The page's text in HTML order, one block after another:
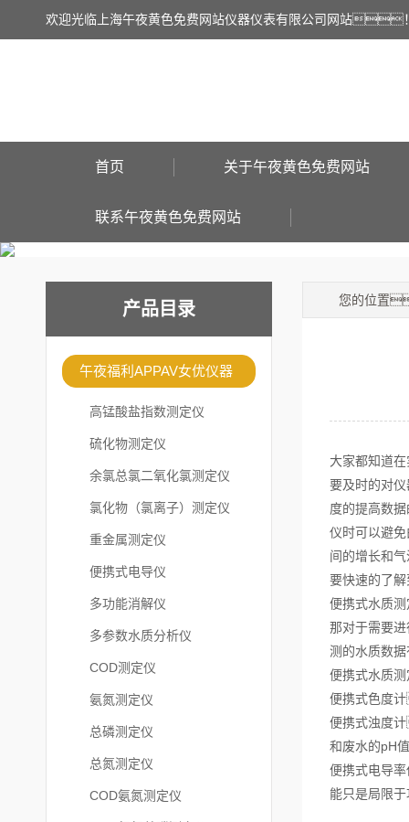
欢迎光临上海午夜黄色免费网站仪器仪表有限公司网站
首页 关于午夜黄色免费网站
联系午夜黄色免费网站
产品目录
午夜福利APPAV女优仪器
高锰酸盐指数测定仪
硫化物测定仪
余氯总氯二氧化氯测定仪
氯化物（氯离子）测定仪
重金属测定仪
便携式电导仪
多功能消解仪
多参数水质分析仪
COD测定仪
氨氮测定仪
总磷测定仪
总氮测定仪
COD氨氮测定仪
您的位置
大家都知道
要及时的对
度的提高数
仪时可以避
间的增长和
要快速的了
便携式水质
那对于需要
测的水质数
便携式水质
便携式色度
便携式浊度
和废水的pH
便携式电导
能只是局限